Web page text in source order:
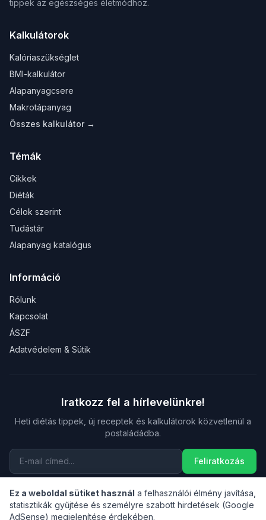
tippek az egészséges életmódhoz.
Kalkulátorok
Kalóriaszükséglet
BMI-kalkulátor
Alapanyagcsere
Makrotápanyag
Összes kalkulátor →
Témák
Cikkek
Diéták
Célok szerint
Tudástár
Alapanyag katalógus
Információ
Rólunk
Kapcsolat
ÁSZF
Adatvédelem & Sütik
Iratkozz fel a hírlevelünkre!
Heti diétás tippek, új receptek és kalkulátorok közvetlenül a
postaládádba.
Feliratkozás
Ez a weboldal sütiket használ a felhasználói élmény javítása,
statisztikák gyűjtése és személyre szabott hirdetések (Google
AdSense) megjelenítése érdekében.